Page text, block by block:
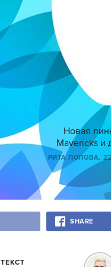
Новая
Mavericks и
РИТА ПОПОВА,
SHARE
ТЕКСТ